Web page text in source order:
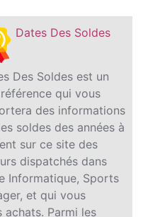
Dates Des Soldes
Des Soldes est un
qui vous
des informations
soldes des années à
sur ce site des
dispatchés dans
Informatique, Sports
et qui vous
Parmi les